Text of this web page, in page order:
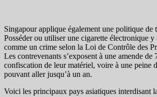
Singapour applique également une politique de
Posséder ou utiliser une cigarette électronique y
comme un crime selon la Loi de Contrôle des
Les contrevenants s’exposent à une amende de
confiscation de leur matériel, voire à une peine
pouvant aller jusqu’à un an.
Voici les principaux pays asiatiques interdisant